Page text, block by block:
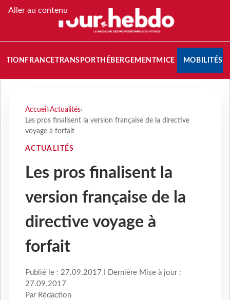
Aller au contenu
FRANCETRANSPORT HÉBERGEMENTMICE MOBILITÉS
Accueil ›Actualités›
Les pros finalisent la version française de la directive
voyage à forfait
ACTUALITÉS
Les pros finalisent la
version française de la
directive voyage à
forfait
Publié le : 27.09.2017 I Dernière Mise à jour :
27.09.2017
Par Rédaction